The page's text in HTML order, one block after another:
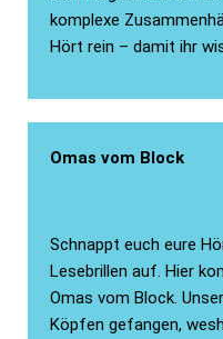
komplexe
Hört rein – damit ihr
Omas vom Block
Schnappt euch eure
Lesebrillen auf. Hier
Omas vom Block.
Köpfen gefangen,